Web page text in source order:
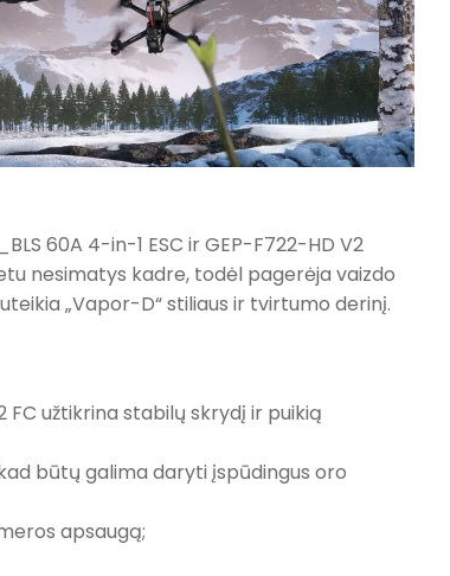
60A 4-in-1 ESC ir GEP-F722-HD V2
nesimatys kadre, todėl pagerėja vaizdo
„Vapor-D“ stiliaus ir tvirtumo derinį.
FC užtikrina stabilų skrydį ir puikią
būtų galima daryti įspūdingus oro
apsaugą;